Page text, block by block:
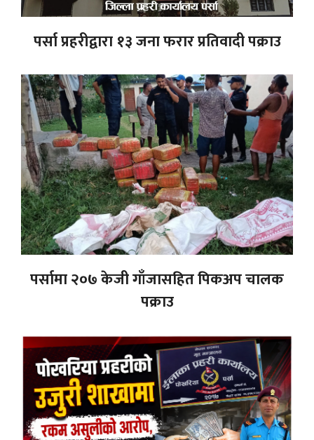
पर्सा प्रहरीद्वारा १३ जना फरार प्रतिवादी पक्राउ
पर्सामा २०७ केजी गाँजासहित पिकअप चालक
पक्राउ